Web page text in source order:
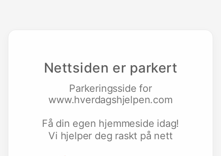
Nettsiden er parkert
Parkeringsside for
www.hverdagshjelpen.com
Få din egen hjemmeside idag!
Vi hjelper deg raskt på nett